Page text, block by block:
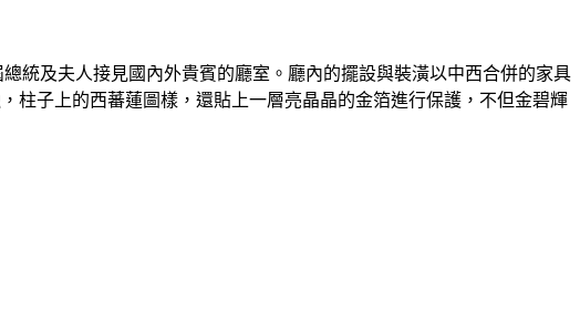
及夫人接見國內外貴賓的廳室。廳內的擺設與裝潢以中西合併的家具
柱子上的西蕃蓮圖樣，還貼上一層亮晶晶的金箔進行保護，不但金碧輝